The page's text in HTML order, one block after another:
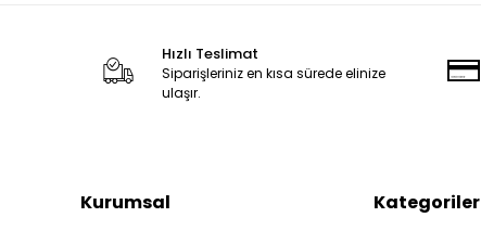
Hızlı Teslimat
Siparişleriniz en kısa sürede elinize
ulaşır.
Kurumsal Kategoriler